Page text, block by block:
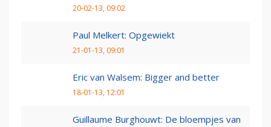
20-02-13, 09:02
Paul Melkert: Opgewiekt
21-01-13, 09:01
Eric van Walsem: Bigger and better
18-01-13, 12:01
Guillaume Burghouwt: De bloempjes van